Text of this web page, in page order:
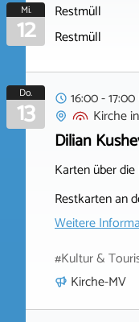
Mi.
12
Restmüll
Restmüll
Do.
13
16:00 -
Kirchein
Dilian
Karten über
Restkarten an
Weitere
#Kultur &
Kirche-MV